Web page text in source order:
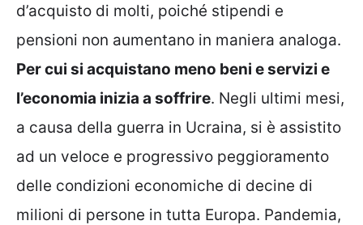
d’acquisto di molti, poiché stipendi e
pensioni non aumentano in maniera analoga.
Per cui si acquistano meno beni e servizi e
l’economia inizia a soffrire. Negli ultimi mesi,
a causa della guerra in Ucraina, si è assistito
ad un veloce e progressivo peggioramento
delle condizioni economiche di decine di
milioni di persone in tutta Europa. Pandemia,